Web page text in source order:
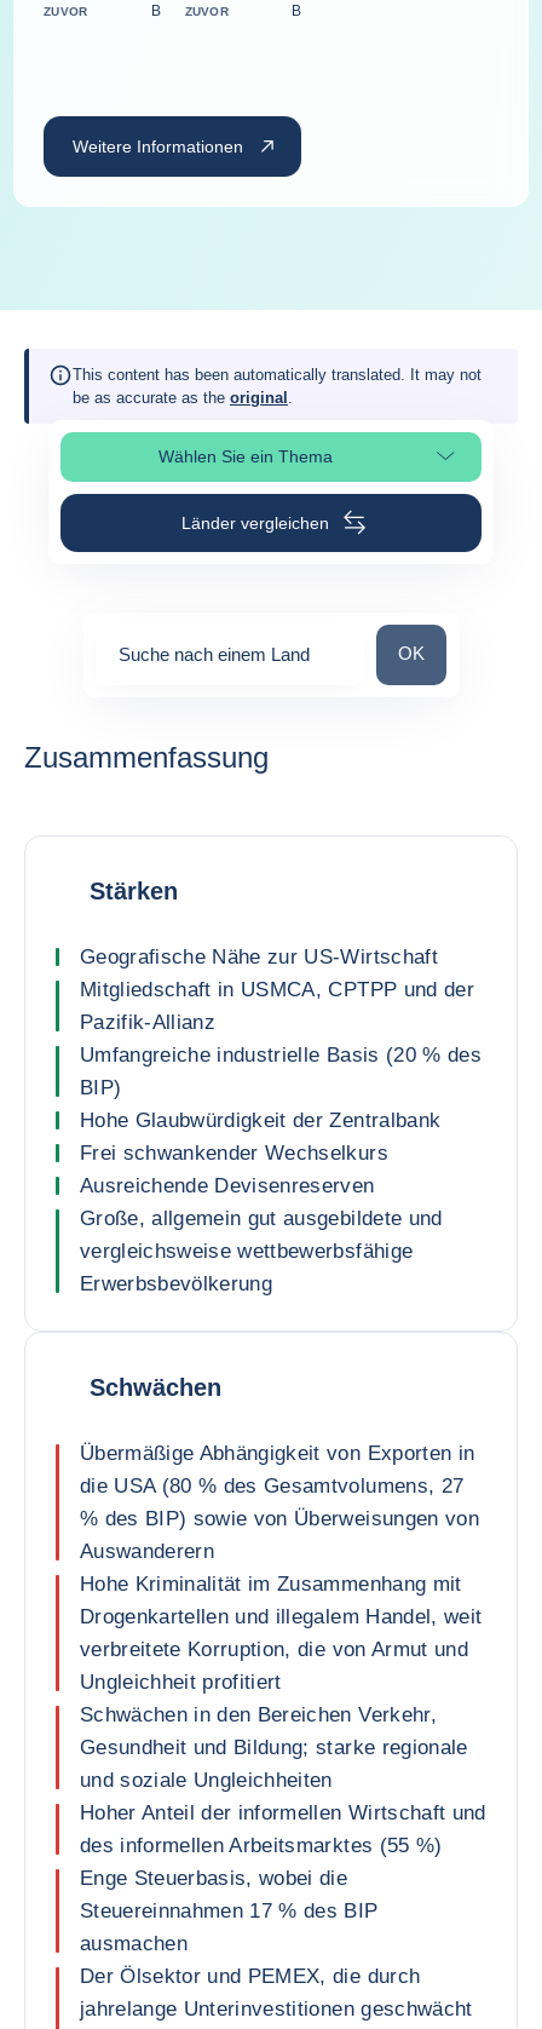
ZUVOR B ZUVOR B
Weitere Informationen
This content has been automatically translated. It may not
be as accurate as the original .
Wählen Sie ein ThemaSeitenabschnitt auswählen
Länder vergleichen
Suche nach einem Land Suche nach
OK
Zusammenfassung
Stärken
Geografische Nähe zur US-Wirtschaft
Mitgliedschaft in USMCA, CPTPP und der
Pazifik-Allianz
Umfangreiche industrielle Basis (20 % des
BIP)
Hohe Glaubwürdigkeit der Zentralbank
Frei schwankender Wechselkurs
Ausreichende Devisenreserven
Große, allgemein gut ausgebildete und
vergleichsweise wettbewerbsfähige
Erwerbsbevölkerung
Schwächen
Übermäßige Abhängigkeit von Exporten in
die USA (80 % des Gesamtvolumens, 27
% des BIP) sowie von Überweisungen von
Auswanderern
Hohe Kriminalität im Zusammenhang mit
Drogenkartellen und illegalem Handel, weit
verbreitete Korruption, die von Armut und
Ungleichheit profitiert
Schwächen in den Bereichen Verkehr,
Gesundheit und Bildung; starke regionale
und soziale Ungleichheiten
Hoher Anteil der informellen Wirtschaft und
des informellen Arbeitsmarktes (55 %)
Enge Steuerbasis, wobei die
Steuereinnahmen 17 % des BIP
ausmachen
Der Ölsektor und PEMEX, die durch
jahrelange Unterinvestitionen geschwächt